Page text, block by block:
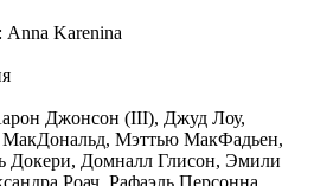
: Anna Karenina
Джонсон (III), Джуд Лоу,
Мэттью МакФадьен,
Домналл Глисон, Эмили